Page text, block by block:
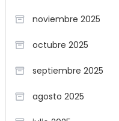
noviembre 2025
octubre 2025
septiembre 2025
agosto 2025